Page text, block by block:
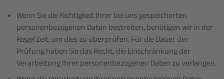
Wenn Sie die Richtigkeit Ihrer bei uns gespeicherten
personenbezogenen Daten bestreiten, benötigen wir in der
Regel Zeit, um dies zu überprüfen. Für die Dauer der
Prüfung haben Sie das Recht, die Einschränkung der
Verarbeitung Ihrer personenbezogenen Daten zu verlangen.